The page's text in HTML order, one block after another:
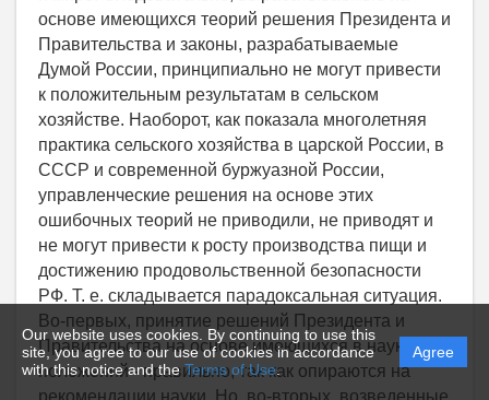
Our website uses cookies. By continuing to use this
site, you agree to our use of cookies in accordance
with this notice and theTerms of Use.
Agree